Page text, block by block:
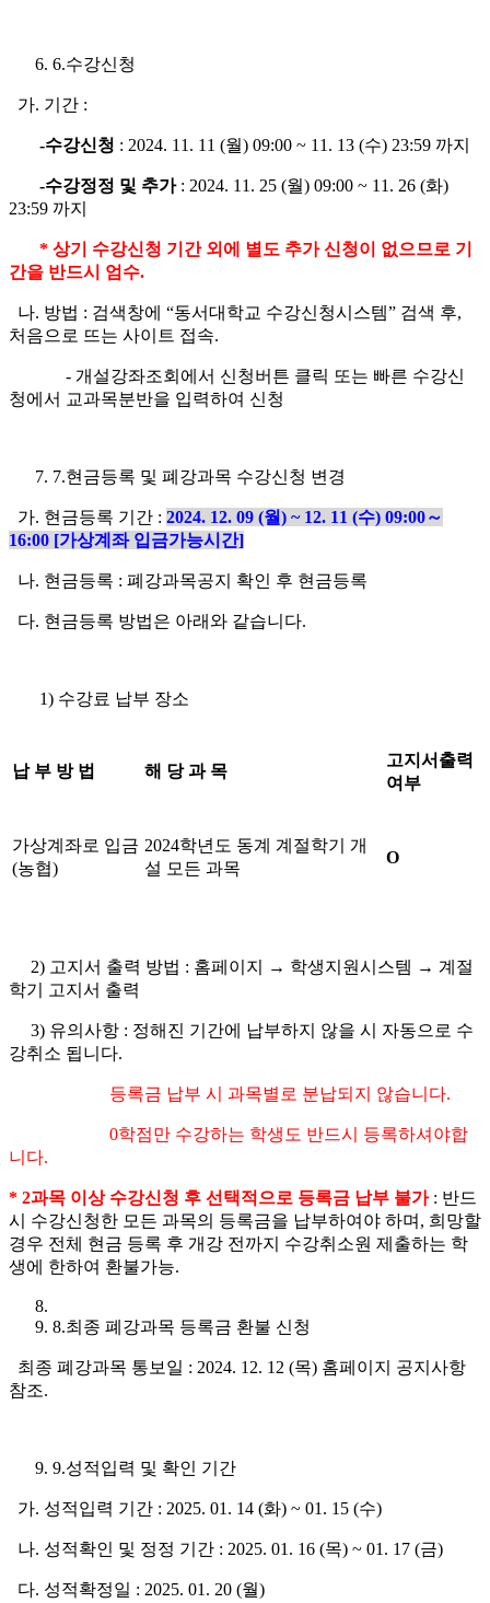
6.수강신청
가. 기간 :
-수강신청 : 2024. 11. 11 (월) 09:00 ~ 11. 13 (수) 23:59 까지
-수강정정 및 추가: 2024. 11. 25 (월) 09:00 ~ 11. 26 (화)
23:59 까지
* 상기 수강신청 기간 외에 별도 추가 신청이 없으므로 기
간을 반드시 엄수.
나. 방법 : 검색창에 “동서대학교 수강신청시스템” 검색 후,
처음으로 뜨는 사이트 접속.
- 개설강좌조회에서 신청버튼 클릭 또는 빠른 수강신
청에서 교과목분반을 입력하여 신청
7.현금등록 및 폐강과목 수강신청 변경
가. 현금등록 기간 : 2024. 12. 09 (월) ~ 12. 11 (수) 09:00～
16:00 [가상계좌 입금가능시간]
나. 현금등록 : 폐강과목공지 확인 후 현금등록
다. 현금등록 방법은 아래와 같습니다.
1) 수강료 납부 장소
납 부 방 법 해 당 과 목
고지서출력
여부
가상계좌로 입금
(농협)
2024학년도 동계 계절학기 개
설 모든 과목
O
2) 고지서 출력 방법 : 홈페이지 → 학생지원시스템 → 계절
학기 고지서 출력
3) 유의사항 : 정해진 기간에 납부하지 않을 시 자동으로 수
강취소 됩니다.
등록금 납부 시 과목별로 분납되지 않습니다.
0학점만 수강하는 학생도 반드시 등록하셔야합
니다.
* 2과목 이상 수강신청 후 선택적으로 등록금 납부 불가 : 반드
시 수강신청한 모든 과목의 등록금을 납부하여야 하며, 희망할
경우 전체 현금 등록 후 개강 전까지 수강취소원 제출하는 학
생에 한하여 환불가능.
8.최종 폐강과목 등록금 환불 신청
최종 폐강과목 통보일 : 2024. 12. 12 (목) 홈페이지 공지사항
참조.
9.성적입력 및 확인 기간
가. 성적입력 기간 : 2025. 01. 14 (화) ~ 01. 15 (수)
나. 성적확인 및 정정 기간 : 2025. 01. 16 (목) ~ 01. 17 (금)
다. 성적확정일 : 2025. 01. 20 (월)